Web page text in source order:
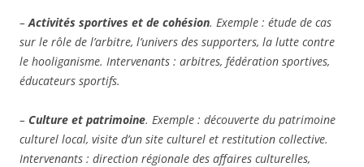
–Activités sportives et de cohésion. Exemple : étude de cas
sur le rôle de l’arbitre, l’univers des supporters, la lutte contre
le hooliganisme. Intervenants : arbitres, fédération sportives,
éducateurs sportifs.
– Culture et patrimoine. Exemple : découverte du patrimoine
culturel local, visite d’un site culturel et restitution collective.
Intervenants : direction régionale des affaires culturelles,